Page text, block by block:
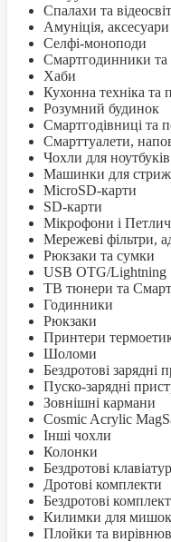
Спалахи та
Амуніція,
Селфi-моноподи
Смартгодинники та
Хаби
Кухонна техніка та
Розумний будинок
Смартгодівниці та
Смарттуалети,
Чохли для ноутбуків
Машинки для
MicroSD-карти
SD-карти
Мікрофони і
Мережеві фільтри,
Рюкзаки та сумки
USB OTG/Lightning
ТВ тюнери та
Годинники
Рюкзаки
Принтери
Шоломи
Бездротові зарядні
Пуско-зарядні
Зовнішні кармани
Cosmic Acrylic
Інші чохли
Колонки
Бездротові
Дротові комплекти
Бездротові
Килимки для мишок
Плойки та